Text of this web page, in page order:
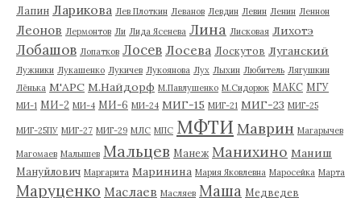
Лапин Ларикова Лев Плоткин Леванов Левдин Левин Ленин Леннон
Леонов Лермонтов Ли Лида Ясенева Лина Лисковая Лихотэ
Лобашов Лопатков Лосев Лосева Лоскутов Луганский
Лужники Лукашенко Лукичев Лукоянова Лух Лыхин Любитель Лягушкин
Лёнька М'АРС М.Найдорф М.Павлушенко М.Сидорюк МАКС МГУ
МИ-1 МИ-2 МИ-4 МИ-6 МИ-24 МИГ-15 МИГ-21 МИГ-23 МИГ-25
МИГ-25ПУ МИГ-27 МИГ-29 МЛС МПС МФТИ Маврин Магарычев
Магомаев Малышев Мальцев Манеж Манихино Маниш
Мануйлович Маргарита Маринина Мария Яковлевна Маросейка Марта
Маруценко Маслаев Масляев Маша Медведев